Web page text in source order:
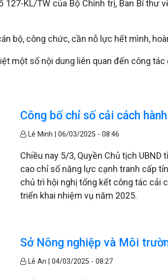
KL/TW của Bộ Chính trị, Ban Bí
bộ, công chức, cần nỗ lực hết mình,
một số nội dung liên quan đến công
Công bố chỉ số cải cách
Lê Minh |06/03/2025 - 08:46
Chiều nay 5/3, Quyền Chủ tịch
cao chỉ số năng lực cạnh tranh cấp
chủ trì hội nghị tổng kết công tác cải
triển khai nhiệm vụ năm 2025.
Sở Nông nghiệp và Môi
Lê An |04/03/2025 - 08:27